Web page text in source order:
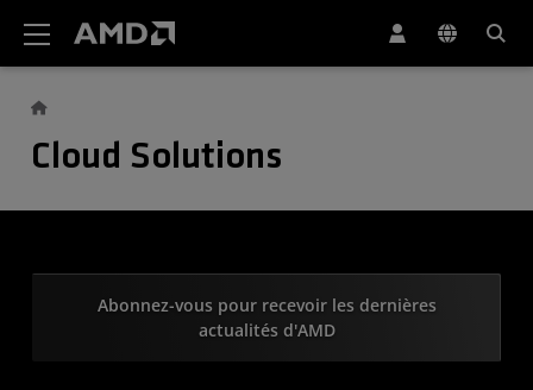
Cloud Solutions
Abonnez-vous pour recevoir les dernières
actualités d'AMD